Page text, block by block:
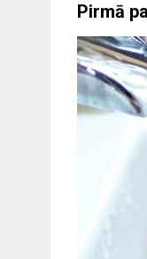
Pirmā